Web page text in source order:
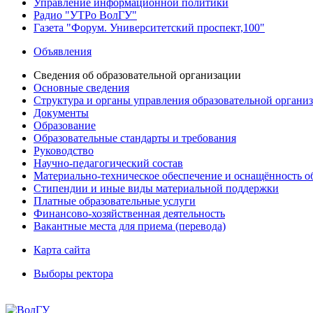
Управление информационной политики
Радио "УТРо ВолГУ"
Газета "Форум. Университетский проспект,100"
Объявления
Сведения об образовательной организации
Основные сведения
Структура и органы управления образовательной
Документы
Образование
Образовательные стандарты и требования
Руководство
Научно-педагогический состав
Материально-техническое обеспечение и оснащённость
Стипендии и иные виды материальной поддержки
Платные образовательные услуги
Финансово-хозяйственная деятельность
Вакантные места для приема (перевода)
Карта сайта
Выборы ректора